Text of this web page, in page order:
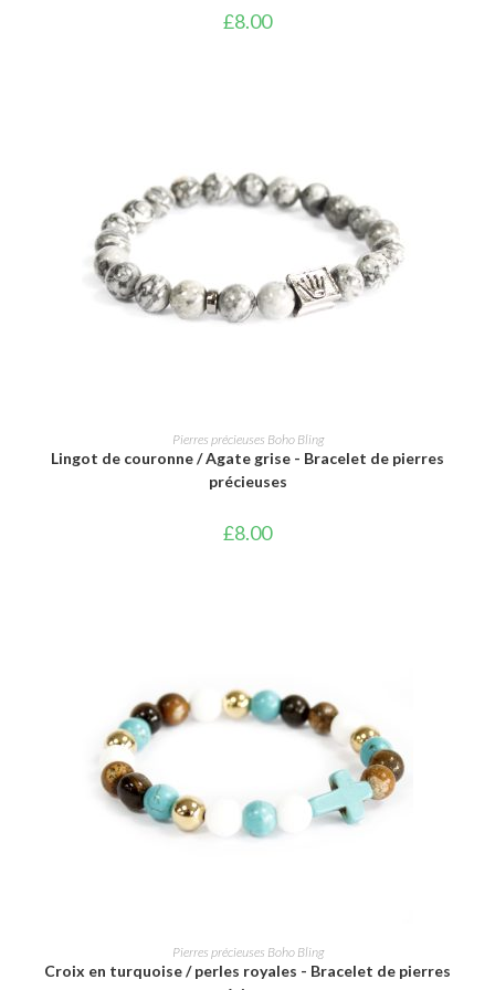
£8.00
AJOUTER AU PANIER
Pierres précieuses Boho Bling
Lingot de couronne / Agate grise - Bracelet de pierres
précieuses
£8.00
AJOUTER AU PANIER
Pierres précieuses Boho Bling
Croix en turquoise / perles royales - Bracelet de pierres